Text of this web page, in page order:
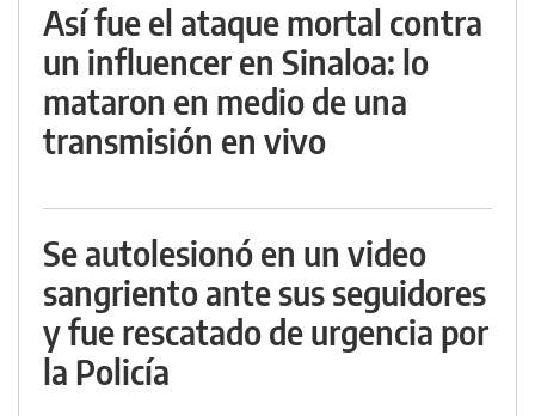
Así fue el ataque mortal contra
un influencer en Sinaloa: lo
mataron en medio de una
transmisión en vivo
Se autolesionó en un video
sangriento ante sus seguidores
y fue rescatado de urgencia por
la Policía